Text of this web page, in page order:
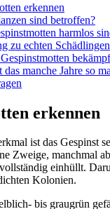
erkennen
sind betroffen?
harmlos
zu echten Schädlingen
manche Jahre so
erkennen
ist das Gespinst
Zweige, manchmal
einhüllt.
Kolonien.
bis graugrün